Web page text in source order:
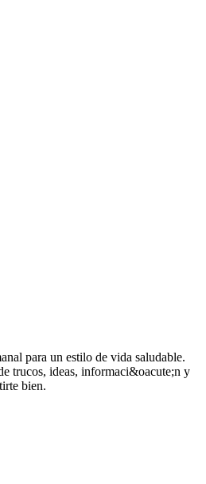
para un estilo de vida saludable.
trucos, ideas, informaci&oacute;n y
bien.